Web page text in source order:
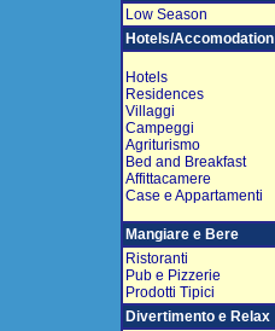
Low Season
Hotels/Accomodation
Hotels
Residences
Villaggi
Campeggi
Agriturismo
Bed and Breakfast
Affittacamere
Case e Appartamenti
Mangiare e Bere
Ristoranti
Pub e Pizzerie
Prodotti Tipici
Divertimento e Relax